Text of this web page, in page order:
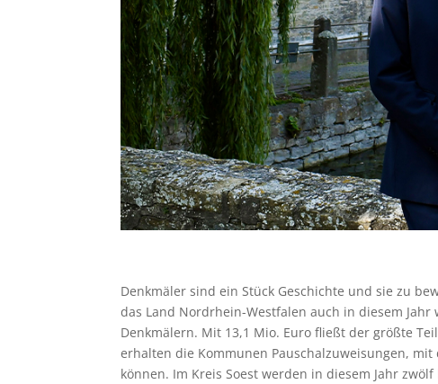
Denkmäler sind ein Stück Geschichte und sie zu
das Land Nordrhein-Westfalen auch in diesem
Denkmälern. Mit 13,1 Mio. Euro fließt der größte
erhalten die Kommunen Pauschalzuweisungen,
können. Im Kreis Soest werden in diesem Jahr